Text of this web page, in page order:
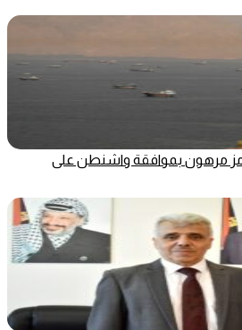
مرهون بموافقة واشنطن على